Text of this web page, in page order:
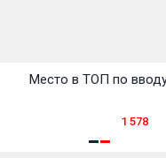
Место в ТОП по
1 578